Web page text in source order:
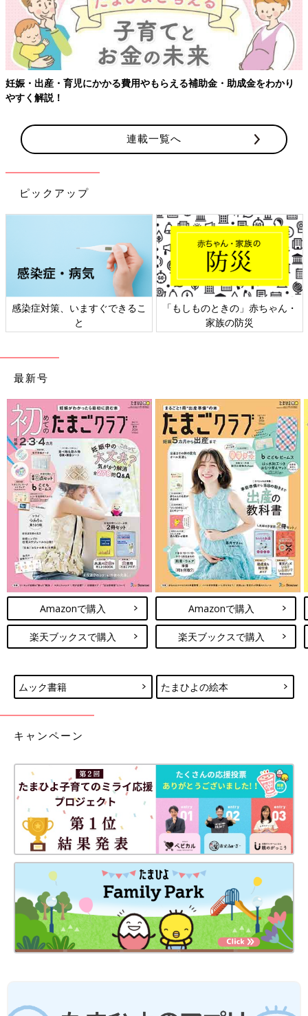
妊娠・出産・育児にかかる費用やもらえる補助金・助成金をわかり
やすく解説！
連載一覧へ
ピックアップ
感染症対策、いますぐできるこ
と
「もしものときの」赤ちゃん・
家族の防災
最新号
Amazonで購入
楽天ブックスで購入
Amazonで購入
楽天ブックスで購入
ムック書籍 たまひよの絵本
キャンペーン